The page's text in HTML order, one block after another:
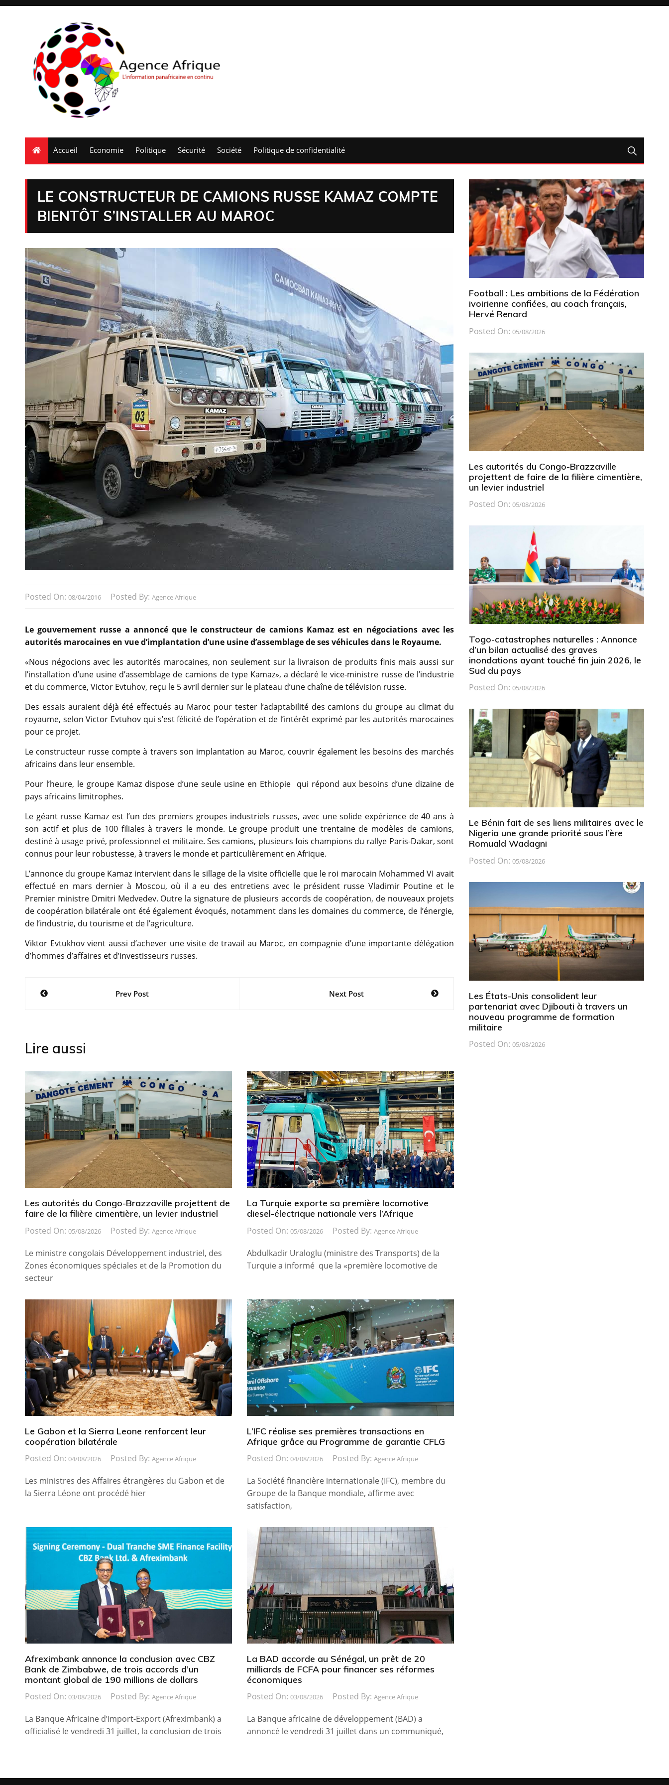
Accueil Economie Politique Sécurité Société Politique de confidentialité
LE CONSTRUCTEUR DE CAMIONS RUSSE KAMAZ COMPTE
BIENTÔT S’INSTALLER AU MAROC
Posted On: 08/04/2016 Posted By: Agence Afrique
Le gouvernement russe a annoncé que le constructeur de camions Kamaz est en négociations avec les
autorités marocaines en vue d’implantation d’une usine d’assemblage de ses véhicules dans le Royaume.
«Nous négocions avec les autorités marocaines, non seulement sur la livraison de produits finis mais aussi sur
l’installation d’une usine d’assemblage de camions de type Kamaz», a déclaré le vice-ministre russe de l’industrie
et du commerce, Victor Evtuhov, reçu le 5 avril dernier sur le plateau d’une chaîne de télévision russe.
Des essais auraient déjà été effectués au Maroc pour tester l’adaptabilité des camions du groupe au climat du
royaume, selon Victor Evtuhov qui s’est félicité de l’opération et de l’intérêt exprimé par les autorités marocaines
pour ce projet.
Le constructeur russe compte à travers son implantation au Maroc, couvrir également les besoins des marchés
africains dans leur ensemble.
Pour l’heure, le groupe Kamaz dispose d’une seule usine en Ethiopie qui répond aux besoins d’une dizaine de
pays africains limitrophes.
Le géant russe Kamaz est l’un des premiers groupes industriels russes, avec une solide expérience de 40 ans à
son actif et plus de 100 filiales à travers le monde. Le groupe produit une trentaine de modèles de camions,
destiné à usage privé, professionnel et militaire. Ses camions, plusieurs fois champions du rallye Paris-Dakar, sont
connus pour leur robustesse, à travers le monde et particulièrement en Afrique.
L’annonce du groupe Kamaz intervient dans le sillage de la visite officielle que le roi marocain Mohammed VI avait
effectué en mars dernier à Moscou, où il a eu des entretiens avec le président russe Vladimir Poutine et le
Premier ministre Dmitri Medvedev. Outre la signature de plusieurs accords de coopération, de nouveaux projets
de coopération bilatérale ont été également évoqués, notamment dans les domaines du commerce, de l’énergie,
de l’industrie, du tourisme et de l’agriculture.
Viktor Evtukhov vient aussi d’achever une visite de travail au Maroc, en compagnie d’une importante délégation
d’hommes d’affaires et d’investisseurs russes.
NavigationPrev Post Next Post
Lire aussi
Les autorités du Congo-Brazzaville projettent de
faire de la filière cimentière, un levier industriel
Posted On: 05/08/2026 Posted By: Agence Afrique
Le ministre congolais Développement industriel, des
Zones économiques spéciales et de la Promotion du
secteur
La Turquie exporte sa première locomotive
diesel-électrique nationale vers l’Afrique
Posted On: 05/08/2026 Posted By: Agence Afrique
Abdulkadir Uraloglu (ministre des Transports) de la
Turquie a informé que la «première locomotive de
Le Gabon et la Sierra Leone renforcent leur
coopération bilatérale
Posted On: 04/08/2026 Posted By: Agence Afrique
Les ministres des Affaires étrangères du Gabon et de
la Sierra Léone ont procédé hier
L’IFC réalise ses premières transactions en
Afrique grâce au Programme de garantie CFLG
Posted On: 04/08/2026 Posted By: Agence Afrique
La Société financière internationale (IFC), membre du
Groupe de la Banque mondiale, affirme avec
satisfaction,
Afreximbank annonce la conclusion avec CBZ
Bank de Zimbabwe, de trois accords d’un
montant global de 190 millions de dollars
Posted On: 03/08/2026 Posted By: Agence Afrique
La Banque Africaine d’Import-Export (Afreximbank) a
officialisé le vendredi 31 juillet, la conclusion de trois
La BAD accorde au Sénégal, un prêt de 20
milliards de FCFA pour financer ses réformes
économiques
Posted On: 03/08/2026 Posted By: Agence Afrique
La Banque africaine de développement (BAD) a
annoncé le vendredi 31 juillet dans un communiqué,
Football : Les ambitions de la Fédération
ivoirienne confiées, au coach français,
Hervé Renard
Posted On: 05/08/2026
Les autorités du Congo-Brazzaville
projettent de faire de la filière cimentière,
un levier industriel
Posted On: 05/08/2026
Togo-catastrophes naturelles : Annonce
d’un bilan actualisé des graves
inondations ayant touché fin juin 2026, le
Sud du pays
Posted On: 05/08/2026
Le Bénin fait de ses liens militaires avec le
Nigeria une grande priorité sous l’ère
Romuald Wadagni
Posted On: 05/08/2026
Les États-Unis consolident leur
partenariat avec Djibouti à travers un
nouveau programme de formation
militaire
Posted On: 05/08/2026